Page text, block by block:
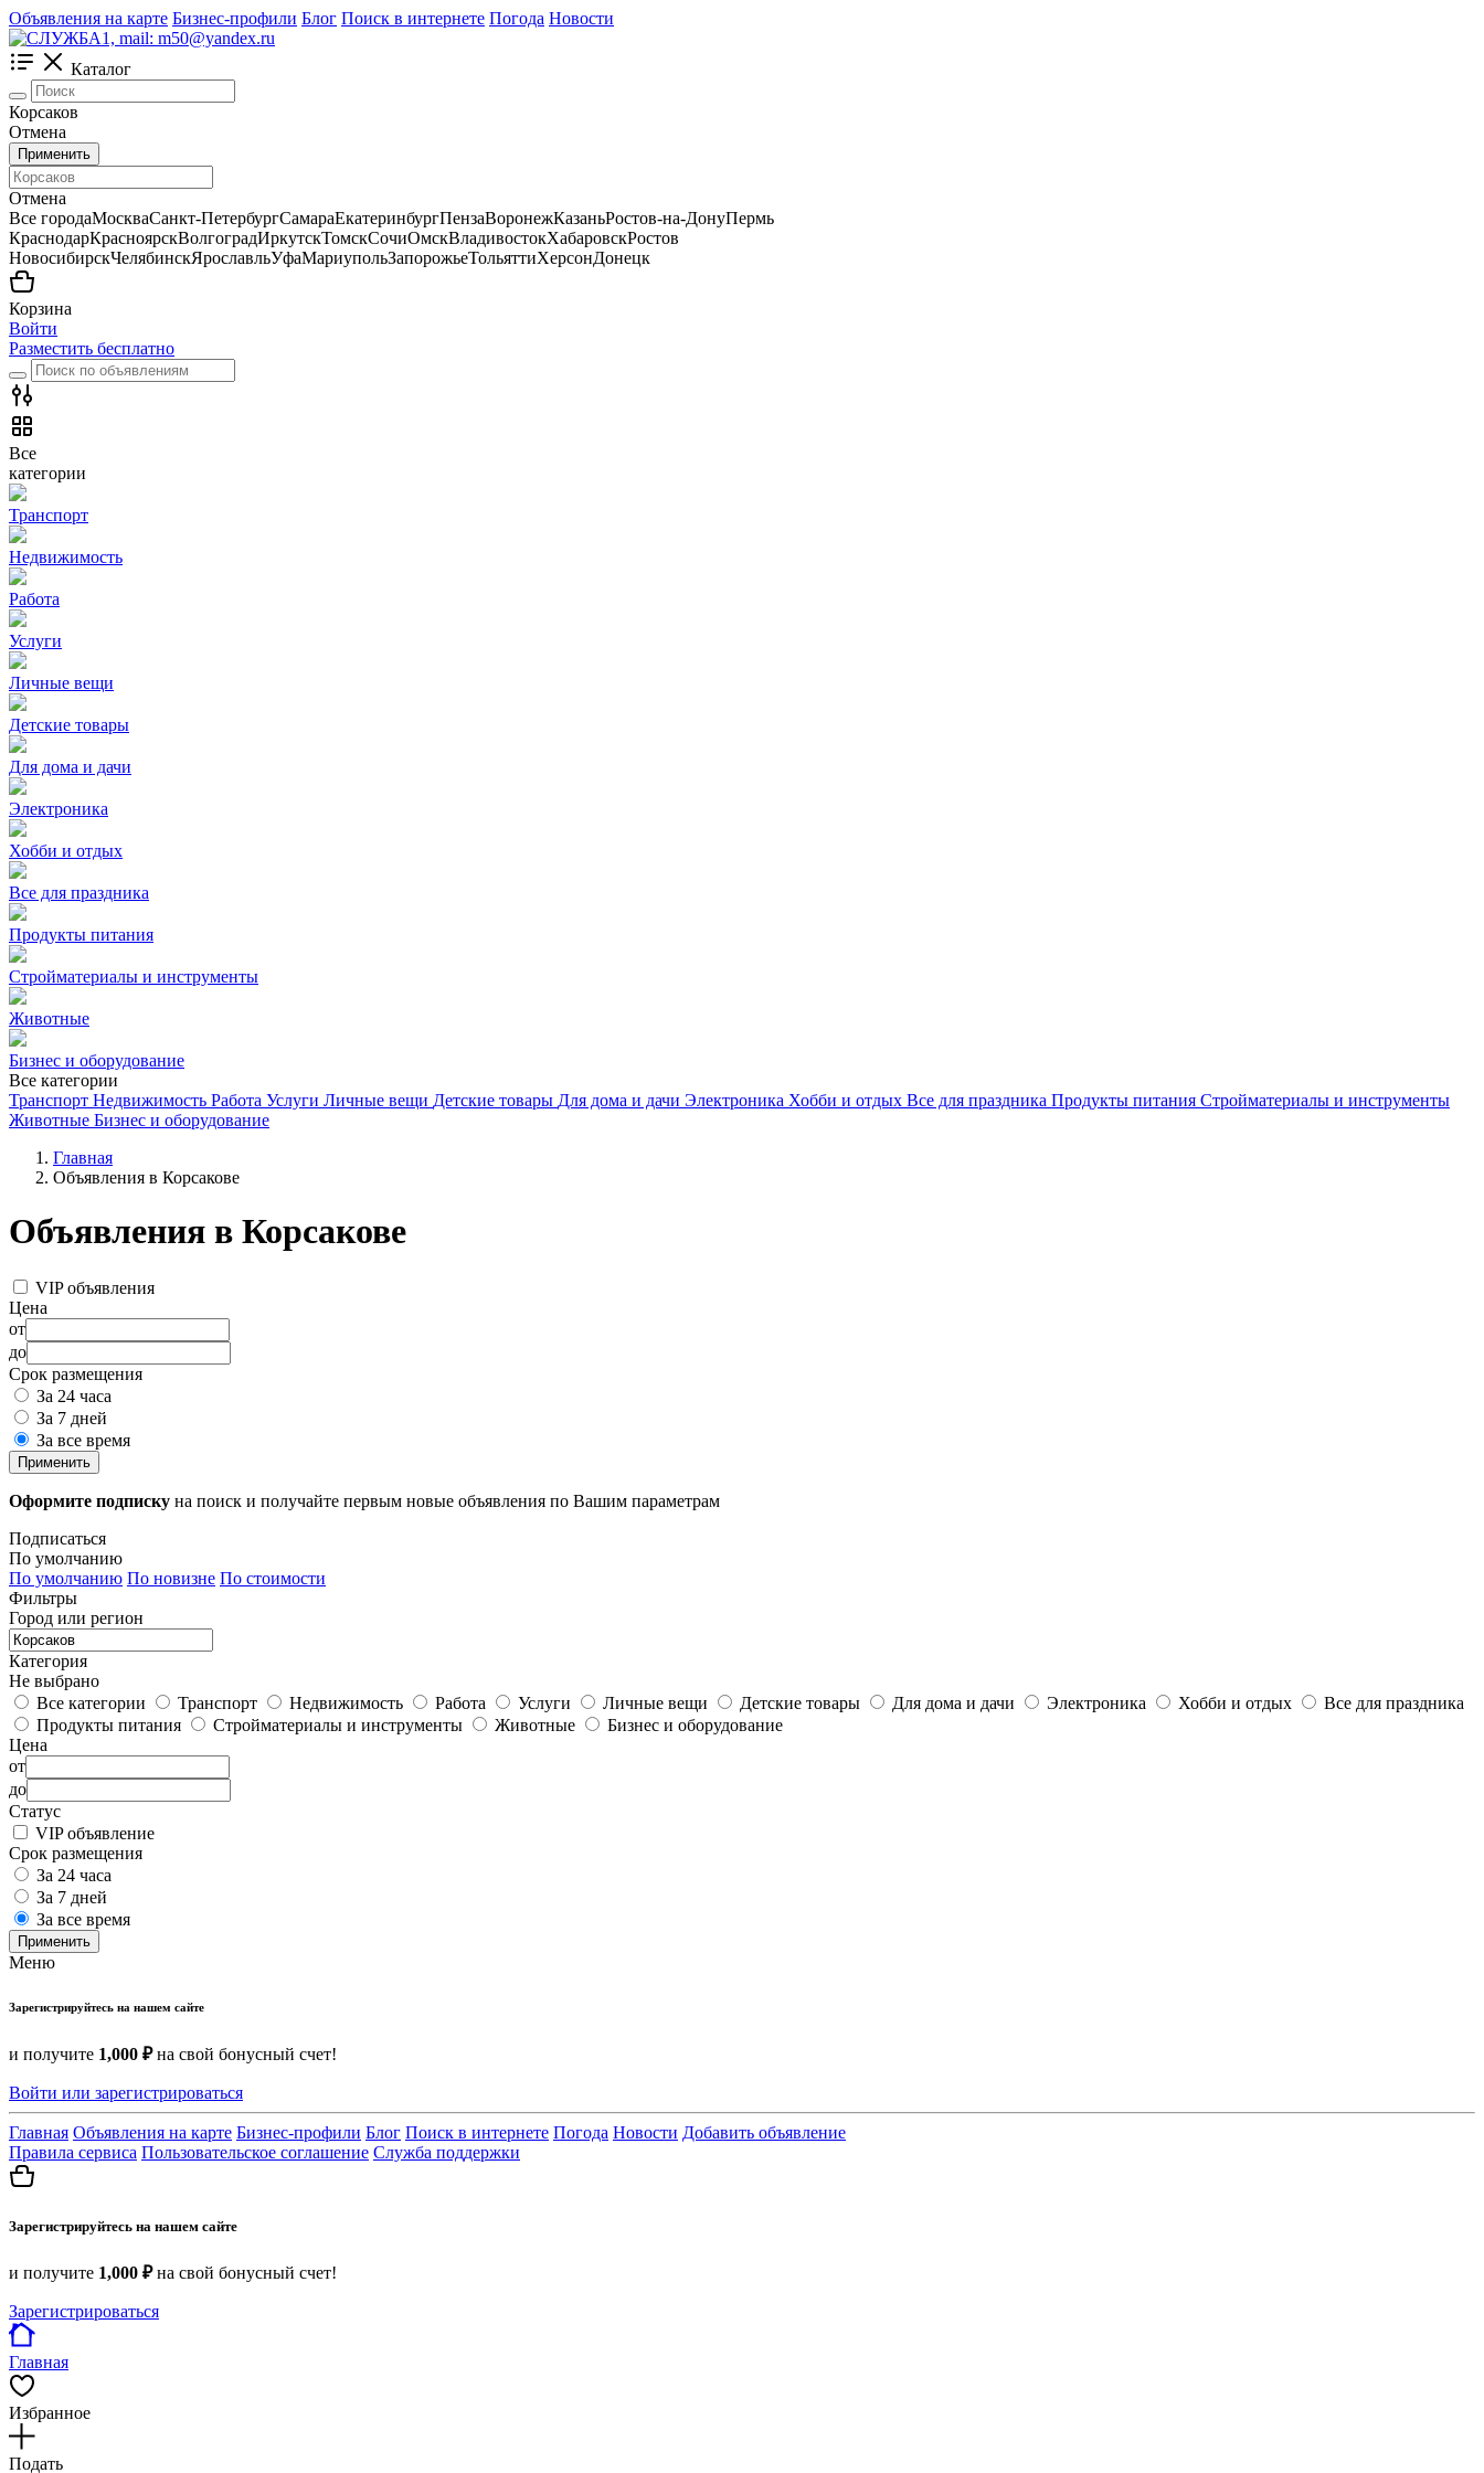
Объявления на карте Бизнес-профили Блог Поиск в интернете Погода Новости
Каталог
Корсаков
Отмена
Применить
Отмена
Все городаМоскваСанкт-ПетербургСамараЕкатеринбургПензаВоронежКазаньРостов-на-ДонуПермь
КраснодарКрасноярскВолгоградИркутскТомскСочиОмскВладивостокХабаровскРостов
НовосибирскЧелябинскЯрославльУфаМариупольЗапорожьеТольяттиХерсонДонецк
Корзина
Войти
Разместить бесплатно
Все
категории
Транспорт
Недвижимость
Работа
Услуги
Личные вещи
Детские товары
Для дома и дачи
Электроника
Хобби и отдых
Все для праздника
Продукты питания
Стройматериалы и инструменты
Животные
Бизнес и оборудование
Все категории
Транспорт Недвижимость Работа Услуги Личные вещи Детские товары Для дома и дачи Электроника Хобби и отдых Все для праздника Продукты питания Стройматериалы и инструменты
Животные Бизнес и оборудование
Главная
Объявления в Корсакове
Объявления в Корсакове
VIP объявления
Цена
от
до
Срок размещения
За 24 часа
За 7 дней
За все время
Применить
Оформите подписку на поиск и получайте первым новые объявления по Вашим параметрам
Подписаться
По умолчанию
По умолчанию По новизне По стоимости
Фильтры
Город или регион
Категория
Не выбрано
Все категории
Транспорт Недвижимость Работа Услуги Личные вещи Детские товары Для дома и дачи Электроника Хобби и отдых
Все для праздника
Продукты питания
Стройматериалы и инструменты Животные
Бизнес и оборудование
Цена
от
до
Статус
VIP объявление
Срок размещения
За 24 часа
За 7 дней
За все время
Применить
Меню
Зарегистрируйтесь на нашем сайте
и получите 1,000 ₽на свой бонусный счет!
Войти или зарегистрироваться
Главная Объявления на карте Бизнес-профили Блог Поиск в интернете Погода Новости Добавить объявление
Правила сервиса Пользовательское соглашение Служба поддержки
Зарегистрируйтесь на нашем сайте
и получите 1,000 ₽на свой бонусный счет!
Зарегистрироваться
Главная
Избранное
Подать